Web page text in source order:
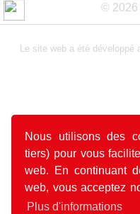
Nous utilisons des
tiers) pour vous
web. En continuant
web, vous acceptez
Plus d'informations
© 2026
Le site web a été développé